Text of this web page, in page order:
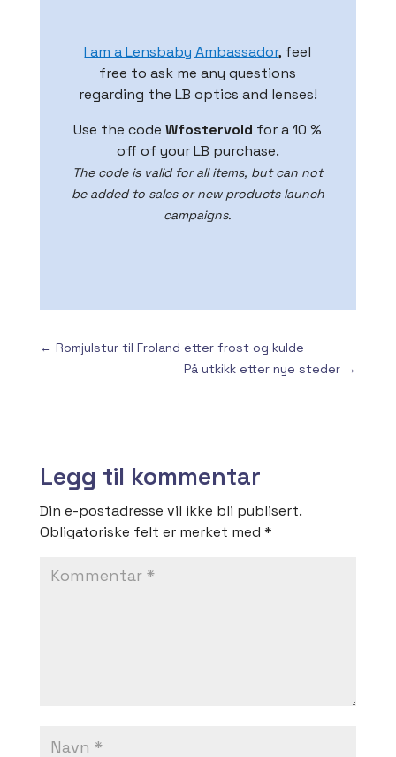
I am a Lensbaby Ambassador, feel
free to ask me any questions
regarding the LB optics and lenses!
Use the codeWfostervold for a 10 %
off of your LB purchase.
The code is valid for all items, but can not
be added to sales or new products launch
campaigns.
← Romjulstur til Froland etter frost og kulde
På utkikk etter nye steder →
Legg til kommentar
Din e-postadresse vil ikke bli publisert.
Obligatoriske felt er merket med *